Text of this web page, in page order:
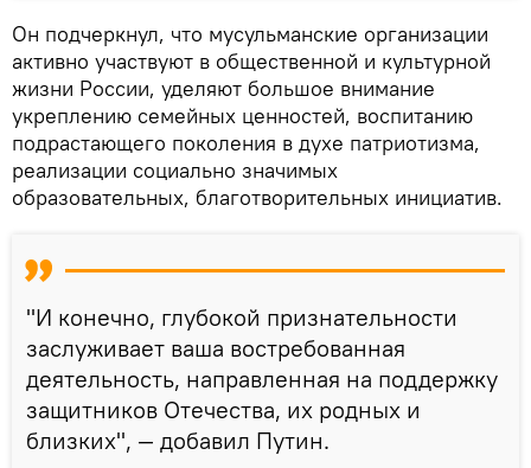
Он подчеркнул, что мусульманские организации
активно участвуют в общественной и культурной
жизни России, уделяют большое внимание
укреплению семейных ценностей, воспитанию
подрастающего поколения в духе патриотизма,
реализации социально значимых
образовательных, благотворительных инициатив.
"И конечно, глубокой признательности
заслуживает ваша востребованная
деятельность, направленная на поддержку
защитников Отечества, их родных и
близких", — добавил Путин.